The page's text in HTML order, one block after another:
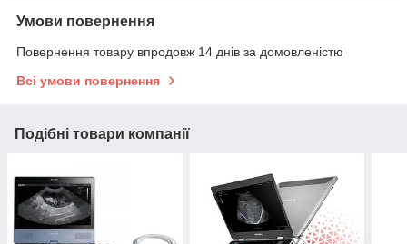
Умови повернення
Повернення товару впродовж 14 днів за домовленістю
Всі умови повернення
Подібні товари компанії